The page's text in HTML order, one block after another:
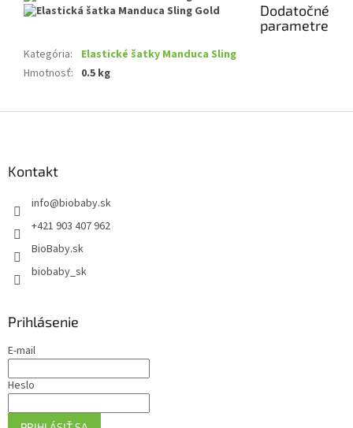
Dodatočné
parametre
Kategória:
Elastické šatky Manduca Sling
Hmotnosť: 0.5 kg
Kontakt
info@biobaby.sk
+421 903 407 962
BioBaby.sk
biobaby_sk
Prihlásenie
E-mail
Heslo